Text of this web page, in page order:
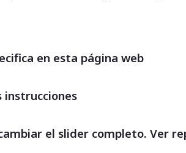
en esta página web
el slider completo. Ver